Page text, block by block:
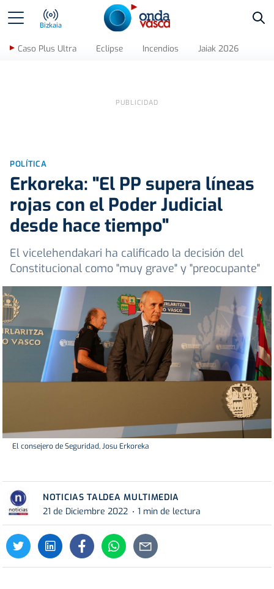
Bizkaia
Caso Plus Ultra Eclipse Incendios Jaiak 2026
POLÍTICA
Erkoreka: "El PP supera líneas
rojas con el Poder Judicial
desde hace tiempo"
El vicelehendakari ha calificado la decisión del
Constitucional como "muy grave" y "preocupante"
El consejero de Seguridad, Josu Erkoreka
NOTICIAS TALDEA MULTIMEDIA
21 de Diciembre 2022
1 min de lectura